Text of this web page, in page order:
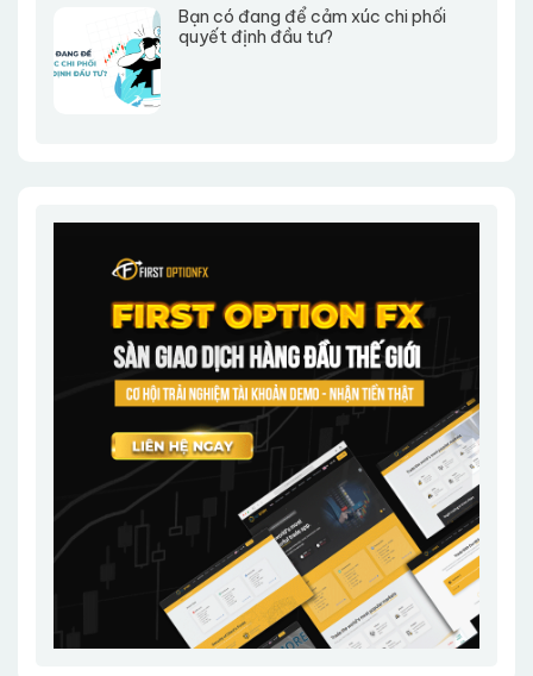
Bạn có đang để cảm xúc chi phối
quyết định đầu tư?